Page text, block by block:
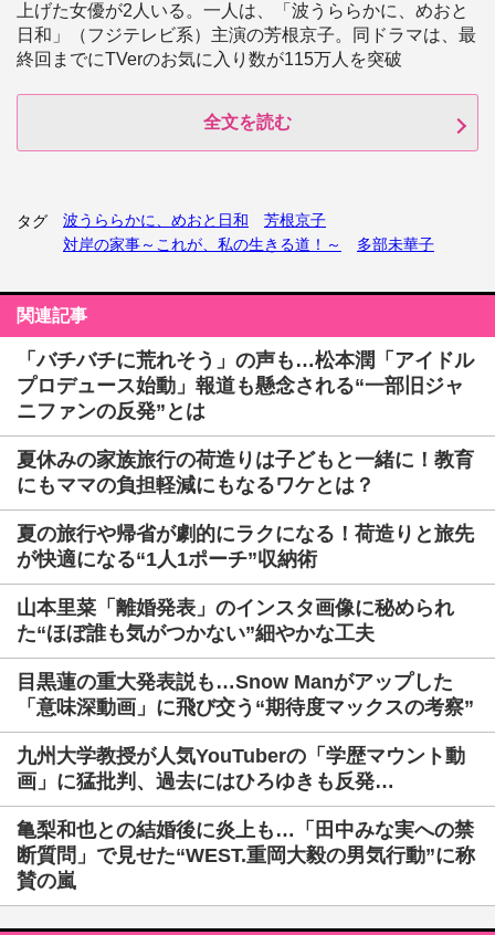
上げた女優が2人いる。一人は、「波うららかに、めおと
日和」（フジテレビ系）主演の芳根京子。同ドラマは、最
終回までにTVerのお気に入り数が115万人を突破
全文を読む
タグ 波うららかに、めおと日和
芳根京子
対岸の家事～これが、私の生きる道！～
多部未華子
関連記事
「バチバチに荒れそう」の声も…松本潤「アイドル
プロデュース始動」報道も懸念される“一部旧ジャ
ニファンの反発”とは
夏休みの家族旅行の荷造りは子どもと一緒に！教育
にもママの負担軽減にもなるワケとは？
夏の旅行や帰省が劇的にラクになる！荷造りと旅先
が快適になる“1人1ポーチ”収納術
山本里菜「離婚発表」のインスタ画像に秘められ
た“ほぼ誰も気がつかない”細やかな工夫
目黒蓮の重大発表説も…Snow Manがアップした
「意味深動画」に飛び交う“期待度マックスの考察”
九州大学教授が人気YouTuberの「学歴マウント動
画」に猛批判、過去にはひろゆきも反発…
亀梨和也との結婚後に炎上も…「田中みな実への禁
断質問」で見せた“WEST.重岡大毅の男気行動”に称
賛の嵐